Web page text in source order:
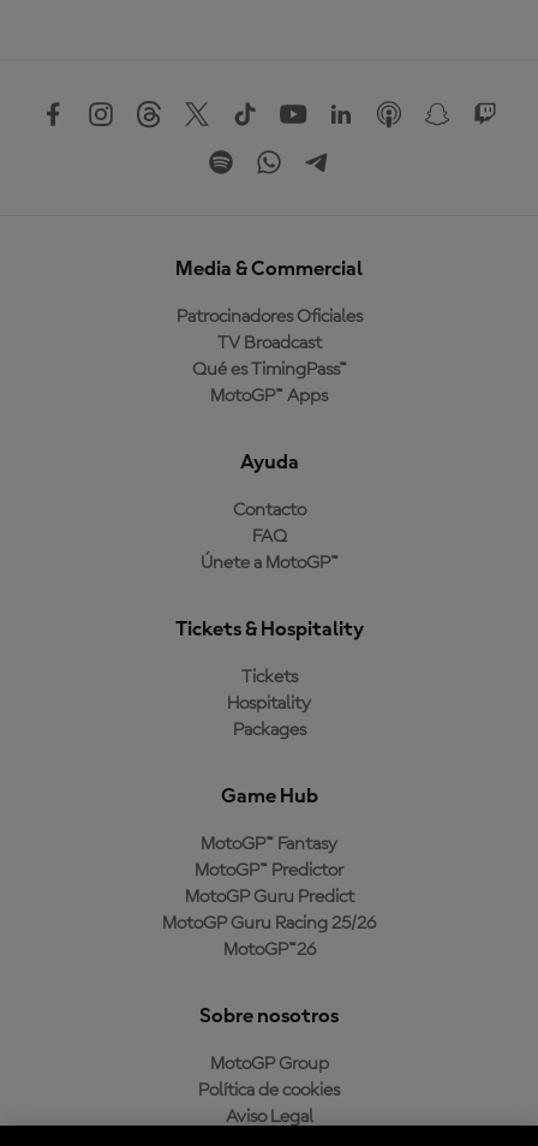
Media & Commercial
Patrocinadores Oficiales
TV Broadcast
Qué es TimingPass™
MotoGP™ Apps
Ayuda
Contacto
FAQ
Únete a MotoGP™
Tickets & Hospitality
Tickets
Hospitality
Packages
Game Hub
MotoGP™ Fantasy
MotoGP™ Predictor
MotoGP Guru Predict
MotoGP Guru Racing 25/26
MotoGP™26
Sobre nosotros
MotoGP Group
Política de cookies
Aviso Legal